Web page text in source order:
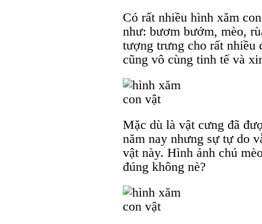
Có rất nhiều hình xăm
như: bươm bướm, mèo,
tượng trưng cho rất nhiều
cũng vô cùng tinh tế và
Mặc dù là vật cưng đã
năm nay nhưng sự tự do
vật này. Hình ảnh chú
đúng không nè?